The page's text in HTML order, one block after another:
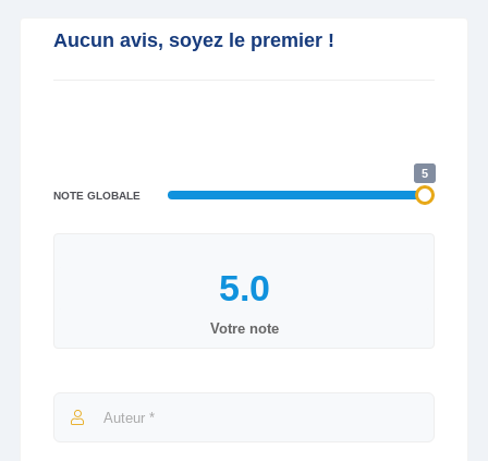
Aucun avis, soyez le premier !
NOTE GLOBALE
5
Votre note